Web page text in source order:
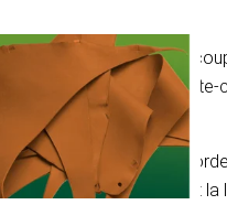
objet. On le voit
des colliers et des
les endroits où la
la corde à bijoux et la